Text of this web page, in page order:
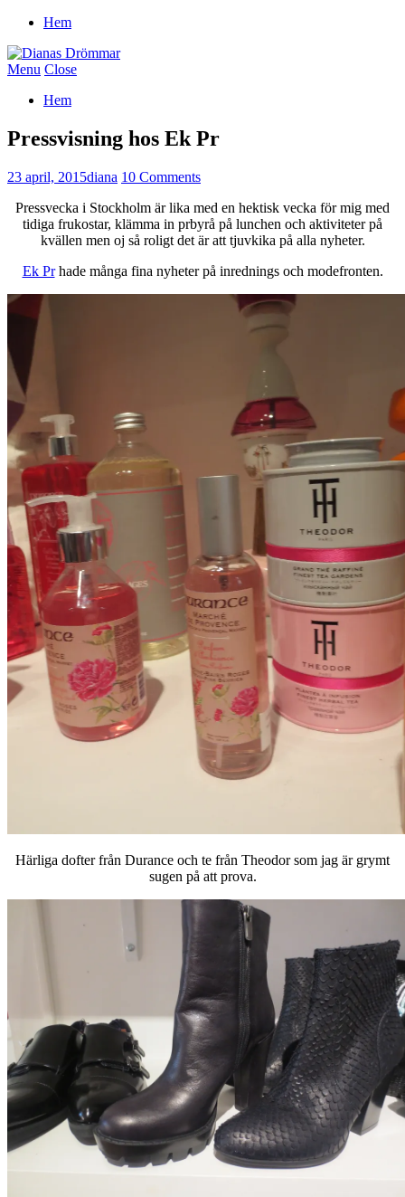
Hem
Menu Close
Hem
Pressvisning hos Ek Pr
23 april, 2015diana 10 Comments
Pressvecka i Stockholm är lika med en hektisk vecka för mig med
tidiga frukostar, klämma in prbyrå på lunchen och aktiviteter på
kvällen men oj så roligt det är att tjuvkika på alla nyheter.
Ek Prhade många fina nyheter på inrednings och modefronten.
Härliga dofter från Durance och te från Theodor som jag är grymt
sugen på att prova.